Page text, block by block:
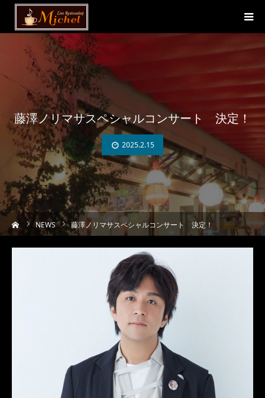
藤澤ノリマサスペシャルコンサート 決定！
2025.2.15
NEWS 藤澤ノリマサスペシャルコンサート 決定！